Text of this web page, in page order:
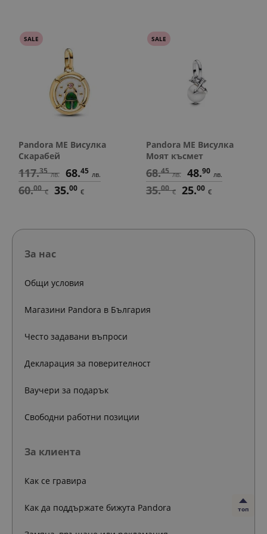
SALE
Pandora ME Висулка
Скарабей
117.35 лв. 68.45 лв.
60.00 € 35.00 €
SALE
Pandora ME Висулка
Моят късмет
68.45 лв. 48.90 лв.
35.00 € 25.00 €
топ
За нас
Общи условия
Магазини Pandora в България
Често задавани въпроси
Декларация за поверителност
Ваучери за подарък
Свободни работни позиции
За клиента
Как се гравира
Как да поддържате бижута Pandora